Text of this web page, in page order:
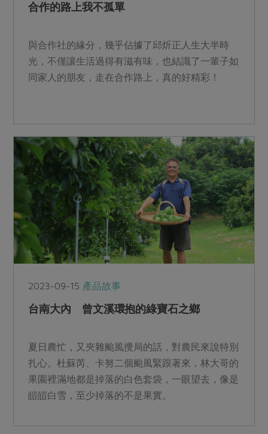
合作的路上我不孤單
與合作社的緣分，幾乎佔據了邱炘正人生大半時
光，不僅讓生活過得有滋有味，也結識了一輩子如
同家人的朋友，走在合作路上，真的好精彩！
2023-09-15 產品故事
台南大內 曾文溪環抱的綠寶石之鄉
夏日農忙，又夾雜颱風攪局的話，對農民來說特別
扎心。杜蘇芮、卡努二個颱風緊跟著來，林大哥的
果園裡滿地都是掉落的白色套袋，一眼望去，像是
皚皚白雪，至少掉落的不是果實。